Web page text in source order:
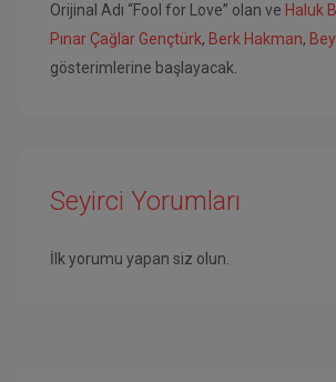
Orijinal Adı “Fool for Love” olan ve Haluk
Pınar Çağlar Gençtürk, Berk Hakman,
gösterimlerine başlayacak.
Seyirci Yorumları
İlk yorumu yapan siz olun.